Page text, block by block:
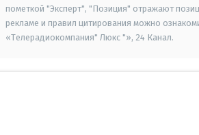
пометкой "Эксперт", "Позиция" отражают
рекламе и правил цитирования можно
«Телерадиокомпания" Люкс "», 24 Канал.